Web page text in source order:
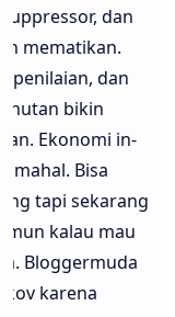
dan
mematikan.
penilaian, dan
hutan bikin
Ekonomi in-
mahal. Bisa
tapi sekarang
kalau mau
Bloggermuda
karena